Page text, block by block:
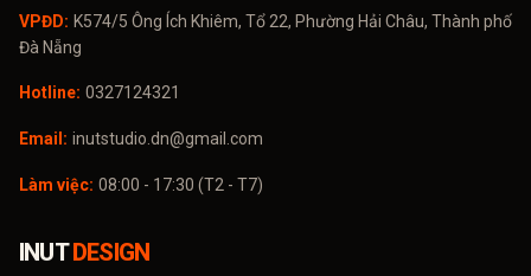
VPĐD: K574/5 Ông Ích Khiêm, Tổ 22, Phường Hải Châu, Thành phố
Đà Nẵng
Hotline: 0327124321
Email: inutstudio.dn@gmail.com
Làm việc: 08:00 - 17:30 (T2 - T7)
INUT DESIGN